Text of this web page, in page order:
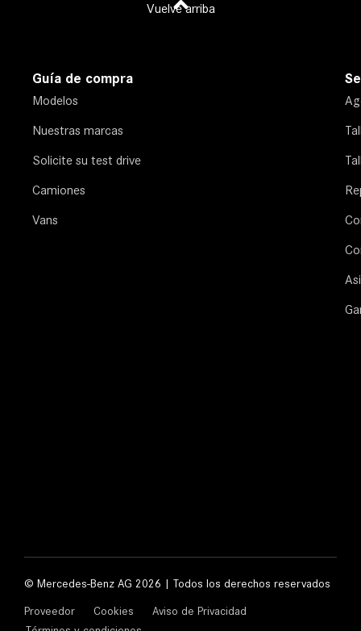
Vuelve arriba
Guía de compra
Modelos
Nuestras marcas
Solicite su test drive
Camiones
Vans
© Mercedes-Benz AG 2026 | Todos los derechos reservados
Proveedor
Cookies
Aviso de Privacidad